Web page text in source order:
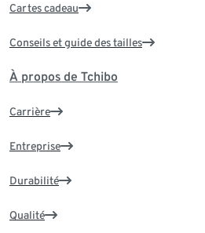
Cartes cadeau
Conseils et guide des tailles
À propos de Tchibo
Carrière
Entreprise
Durabilité
Qualité